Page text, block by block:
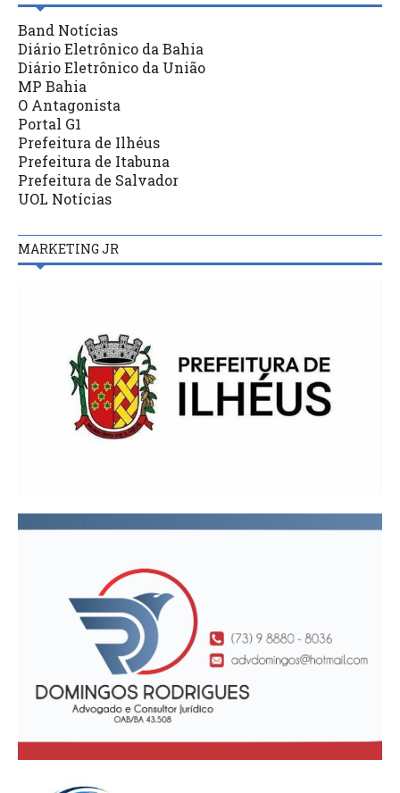
Band Notícias
Diário Eletrônico da Bahia
Diário Eletrônico da União
MP Bahia
O Antagonista
Portal G1
Prefeitura de Ilhéus
Prefeitura de Itabuna
Prefeitura de Salvador
UOL Notícias
MARKETING JR